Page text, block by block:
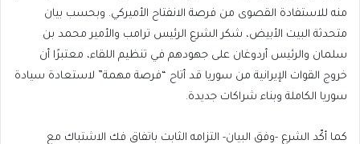
منه للاستفادة القصوى من فرصة الانفتاح الأميركي. وبحسب بيان
متحدثة البيت الأبيض، شكر الشرع الرئيس ترامب والأمير محمد بن
سلمان والرئيس أردوغان على جهودهم في تنظيم اللقاء، معتبرًا أن
خروج القوات الإيرانية من سوريا قد أتاح “فرصة مهمة” لاستعادة سيادة
سوريا الكاملة وبناء شراكات جديدة.
كما أكّد الشرع -وفق البيان- التزامه الثابت باتفاق فك الاشتباك مع